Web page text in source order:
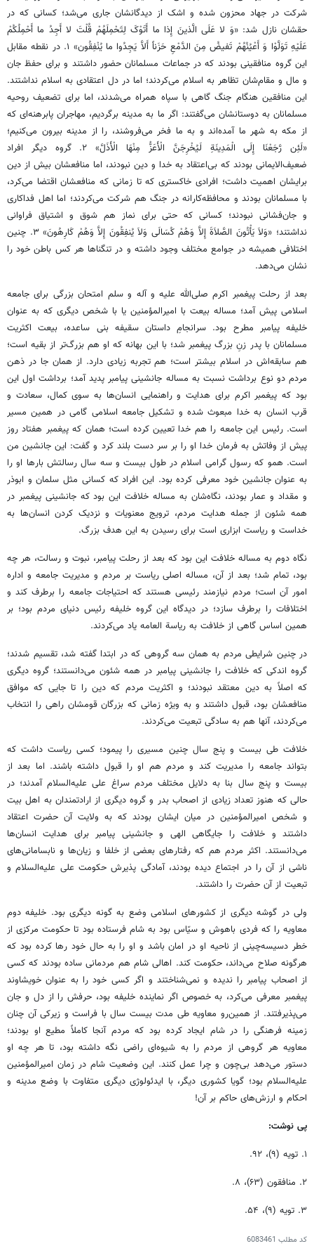
شرکت در جهاد محزون شده و اشک از دیدگانشان جاری می‌شد؛ کسانی که در
حقشان نازل شد: «وَ لا عَلَی الَّذینَ إِذا ما أَتَوْکَ لِتَحْمِلَهُمْ قُلْتَ لا أَجِدُ ما أَحْمِلُکُمْ
عَلَیْهِ تَوَلَّوْا وَ أَعْیُنُهُمْ تَفیضُ مِنَ الدَّمْعِ حَزَناً أَلاَّ یَجِدُوا ما یُنْفِقُون» ۱. در نقطه مقابل
این گروه منافقینی بودند که در جماعات مسلمانان حضور داشتند و برای حفظ جان
و مال و مقام‌شان تظاهر به اسلام می‌کردند؛ اما در دل اعتقادی به اسلام نداشتند.
این منافقین هنگام جنگ گاهی با سپاه همراه می‌شدند، اما برای تضعیف روحیه
مسلمانان به دوستانشان می‌گفتند: اگر ما به مدینه برگردیم، مهاجران پابرهنه‌ای که
از مکه به شهر ما آمده‌اند و به ما فخر می‌فروشند، را از مدینه بیرون می‌کنیم؛
«لَئِن رَّجَعْنَا إِلَی الْمَدِینَةِ لَیُخْرِجَنَّ الْأَعَزُّ مِنْهَا الْأَذَلَّ» ۲. گروه دیگر افراد
ضعیف‌الایمانی بودند که بی‌اعتقاد به خدا و دین نبودند، اما منافعشان بیش از دین
برایشان اهمیت داشت؛ افرادی خاکستری که تا زمانی که منافعشان اقتضا می‌کرد،
با مسلمانان بودند و محافظه‌کارانه در جنگ هم شرکت می‌کردند؛ اما اهل فداکاری
و جان‌فشانی نبودند؛ کسانی که حتی برای نماز هم شوق و اشتیاق فراوانی
نداشتند؛ «وَلاَ یَأْتُونَ الصَّلاَةَ إِلاَّ وَهُمْ کُسَالَی وَلاَ یُنفِقُونَ إِلاَّ وَهُمْ کَارِهُونَ» ۳. چنین
اختلافی همیشه در جوامع مختلف وجود داشته و در تنگناها هر کس باطن خود را
نشان می‌دهد.
بعد از رحلت پیغمبر اکرم صلی‌الله علیه و آله و سلم امتحان بزرگی برای جامعه
اسلامی پیش آمد؛ مساله بیعت با امیرالمؤمنین یا با شخص دیگری که به عنوان
خلیفه پیامبر مطرح بود. سرانجامِ داستان سقیفه بنی ساعده، بیعت اکثریت
مسلمانان با پدر زنِ بزرگ پیغمبر شد؛ با این بهانه که او هم بزرگ‌تر از بقیه است؛
هم سابقه‌اش در اسلام بیشتر است؛ هم تجربه زیادی دارد. از همان جا در ذهن
مردم دو نوع برداشت نسبت به مساله جانشینی پیامبر پدید آمد؛ برداشت اول این
بود که پیغمبر اکرم برای هدایت و راهنمایی انسان‌ها به سوی کمال، سعادت و
قرب انسان به خدا مبعوث شده و تشکیل جامعه اسلامی گامی در همین مسیر
است. رئیس این جامعه را هم خدا تعیین کرده است؛ همان که پیغمبر هفتاد روز
پیش از وفاتش به فرمان خدا او را بر سر دست بلند کرد و گفت: این جانشین من
است. همو که رسول گرامی اسلام در طول بیست و سه سال رسالتش بارها او را
به عنوان جانشین خود معرفی کرده بود. این افراد که کسانی مثل سلمان و ابوذر
و مقداد و عمار بودند، نگاه‌شان به مساله خلافت این بود که جانشینی پیغمبر در
همه شئون از جمله هدایت مردم، ترویج معنویات و نزدیک کردن انسان‌ها به
خداست و ریاست ابزاری است برای رسیدن به این هدف بزرگ.
نگاه دوم به مساله خلافت این بود که بعد از رحلت پیامبر، نبوت و رسالت، هر چه
بود، تمام شد؛ بعد از آن، مساله اصلی ریاست بر مردم و مدیریت جامعه و اداره
امور آن است؛ مردم نیازمند رئیسی هستند که احتیاجات جامعه را برطرف کند و
اختلافات را برطرف سازد؛ در دیدگاه این گروه خلیفه رئیس دنیای مردم بود؛ بر
همین اساس گاهی از خلافت به ریاسة العامه یاد می‌کردند.
در چنین شرایطی مردم به همان سه گروهی که در ابتدا گفته شد، تقسیم شدند؛
گروه اندکی که خلافت را جانشینی پیامبر در همه شئون می‌دانستند؛ گروه دیگری
که اصلاً به دین معتقد نبودند؛ و اکثریت مردم که دین را تا جایی که موافق
منافعشان بود، قبول داشتند و به ویژه زمانی که بزرگان قومشان راهی را انتخاب
می‌کردند، آنها هم به سادگی تبعیت می‌کردند.
خلافت طی بیست و پنج سال چنین مسیری را پیمود؛ کسی ریاست داشت که
بتواند جامعه را مدیریت کند و مردم هم او را قبول داشته باشند. اما بعد از
بیست و پنج سال بنا به دلایل مختلف مردم سراغ علی علیه‌السلام آمدند؛ در
حالی که هنوز تعداد زیادی از اصحاب بدر و گروه دیگری از ارادتمندان به اهل بیت
و شخص امیرالمؤمنین در میان ایشان بودند که به ولایت آن حضرت اعتقاد
داشتند و خلافت را جایگاهی الهی و جانشینی پیامبر برای هدایت انسان‌ها
می‌دانستند. اکثر مردم هم که رفتارهای بعضی از خلفا و زیان‌ها و نابسامانی‌های
ناشی از آن را در اجتماع دیده بودند، آمادگی پذیرش حکومت علی علیه‌السلام و
تبعیت از آن حضرت را داشتند.
ولی در گوشه دیگری از کشورهای اسلامی وضع به گونه دیگری بود. خلیفه دوم
معاویه را که فردی باهوش و سیّاس بود به شام فرستاده بود تا حکومت مرکزی از
خطر دسیسه‌چینی از ناحیه او در امان باشد و او را به حال خود رها کرده بود که
هرگونه صلاح می‌داند، حکومت کند. اهالی شام هم مردمانی ساده بودند که کسی
از اصحاب پیامبر را ندیده و نمی‌شناختند و اگر کسی خود را به عنوان خویشاوند
پیغمبر معرفی می‌کرد، به خصوص اگر نماینده خلیفه بود، حرفش را از دل و جان
می‌پذیرفتند. از همین‌رو معاویه طی مدت بیست سال با فراست و زیرکی آن چنان
زمینه فرهنگی را در شام ایجاد کرده بود که مردم آنجا کاملاً مطیع او بودند؛
معاویه هر گروهی از مردم را به شیوه‌ای راضی نگه داشته بود، تا هر چه او
دستور می‌دهد بی‌چون و چرا عمل کنند. این وضعیت شام در زمان امیرالمؤمنین
علیه‌السلام بود؛ گویا کشوری دیگر، با ایدئولوژی دیگری متفاوت با وضع مدینه و
احکام و ارزش‌های حاکم بر آن!
پی نوشت:
۱. تویه (۹)، ۹۲.
۲. منافقون (۶۳)، ۸.
۳. تویه (۹)، ۵۴.
کد مطلب 6083461